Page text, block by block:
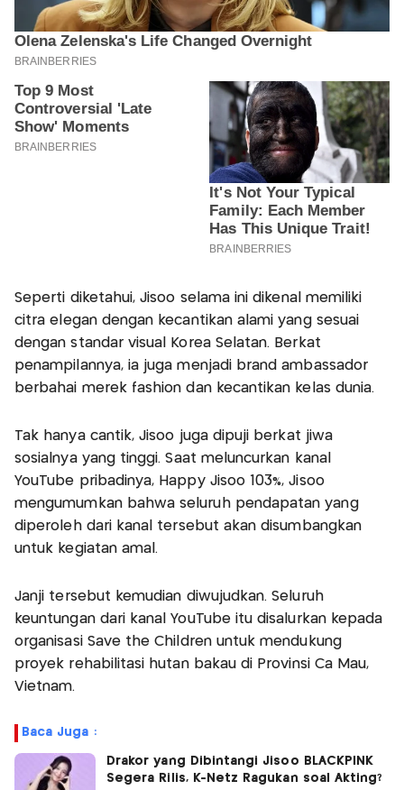
Seperti diketahui, Jisoo selama ini dikenal memiliki
citra elegan dengan kecantikan alami yang sesuai
dengan standar visual Korea Selatan. Berkat
penampilannya, ia juga menjadi brand ambassador
berbahai merek fashion dan kecantikan kelas dunia.
Tak hanya cantik, Jisoo juga dipuji berkat jiwa
sosialnya yang tinggi. Saat meluncurkan kanal
YouTube pribadinya, Happy Jisoo 103%, Jisoo
mengumumkan bahwa seluruh pendapatan yang
diperoleh dari kanal tersebut akan disumbangkan
untuk kegiatan amal.
Janji tersebut kemudian diwujudkan. Seluruh
keuntungan dari kanal YouTube itu disalurkan kepada
organisasi Save the Children untuk mendukung
proyek rehabilitasi hutan bakau di Provinsi Ca Mau,
Vietnam.
Baca Juga :
Drakor yang Dibintangi Jisoo BLACKPINK
Segera Rilis, K-Netz Ragukan soal Akting?